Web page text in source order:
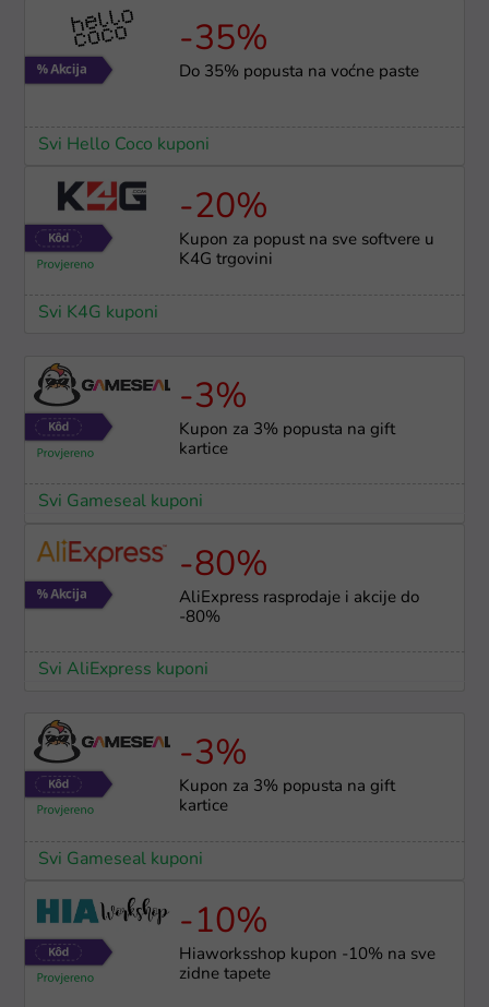
-35%
Do 35% popusta na voćne paste
Svi Hello Coco kuponi
-20%
Kupon za popust na sve softvere u
K4G trgovini
Svi K4G kuponi
-3%
Kupon za 3% popusta na gift
kartice
Svi Gameseal kuponi
-80%
AliExpress rasprodaje i akcije do
-80%
Svi AliExpress kuponi
-3%
Kupon za 3% popusta na gift
kartice
Svi Gameseal kuponi
-10%
Hiaworksshop kupon -10% na sve
zidne tapete